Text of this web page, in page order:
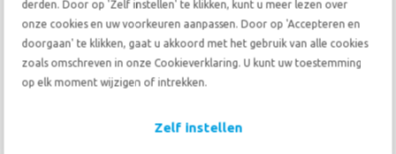
derden. Door op 'Zelf instellen' te klikken, kunt u meer lezen over
onze cookies en uw voorkeuren aanpassen. Door op 'Accepteren en
doorgaan' te klikken, gaat u akkoord met het gebruik van alle cookies
zoals omschreven in onze Cookieverklaring. U kunt uw toestemming
op elk moment wijzigen of intrekken.
Zelf instellen
U woont in Duitsland en krijgt uitkering of pensioen uit
Nederland
U woont in Nederland en gaat werken in Duitsland
Op de websitehttps://www.grensinfo.nl/